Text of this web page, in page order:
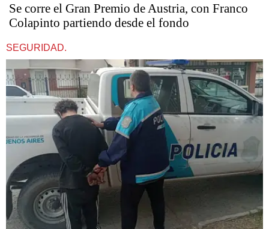
Se corre el Gran Premio de Austria, con Franco
Colapinto partiendo desde el fondo
SEGURIDAD.